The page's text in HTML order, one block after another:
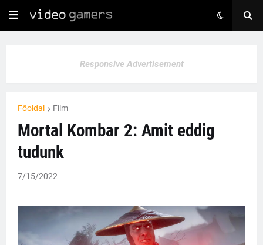
Responsive Advertisement
Főoldal Film
Mortal Kombar 2: Amit eddig
tudunk
7/15/2022